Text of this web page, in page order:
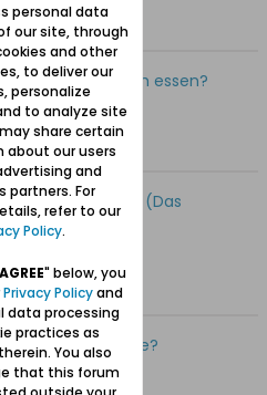
16:45
guten Fisch essen?
22:51
Lobster house (Das
24
11:59
Delikatesse?
personal data
our site, through
and other
to deliver our
personalize
to analyze site
share certain
about our users
and
partners. For
refer to our
Policy.
" below, you
Privacy Policyand
data processing
practices as
You also
that this forum